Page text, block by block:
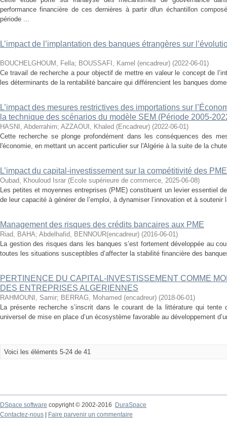
performance financière de ces dernières à partir dřun échantillon
période ...
L’impact de l’implantation des banques étrangères sur
BOUCHELGHOUM, Fella; BOUSSAFI, Kamel (encadreur) (2022-06-01)
Ce travail de recherche a pour objectif de mettre en valeur le concept de
les déterminants de la rentabilité bancaire qui différencient les banques
L’impact des mesures restrictives des importations sur
la technique des scénarios du modèle SEM (Période 2005-
HASNI, Abderrahim; AZZAOUI, Khaled (Encadreur) (2022-06-01)
Cette recherche se plonge profondément dans les conséquences des
l'économie, en mettant un accent particulier sur l'Algérie à la suite de la
L’impact du capital-investissement sur la compétitivité des
Oubad, Khouloud Israr (Ecole supérieure de commerce, 2025-06-08)
Les petites et moyennes entreprises (PME) constituent un levier essentiel
de leur capacité à générer de l’emploi, à dynamiser l’innovation et à
Management des risques des crédits bancaires aux PME
Riad, BAHA; Abdelhafid, BENNOUR(encadreur) (2016-06-01)
La gestion des risques dans les banques s’est fortement développée au
toutes les situations susceptibles d’affecter la stabilité financière des
PERTINENCE DU CAPITAL-INVESTISSEMENT COMME
DES ENTREPRISES ALGERIENNES
RAHMOUNI, Samir; BERRAG, Mohamed (encadreur) (2018-06-01)
La présente recherche s’inscrit dans le courant de la littérature qui tente
universel de mise en place d’un écosystème favorable au développement
Voici les éléments 5-24 de 41
DSpace software copyright © 2002-2016
DuraSpace
Contactez-nous
Faire parvenir un commentaire